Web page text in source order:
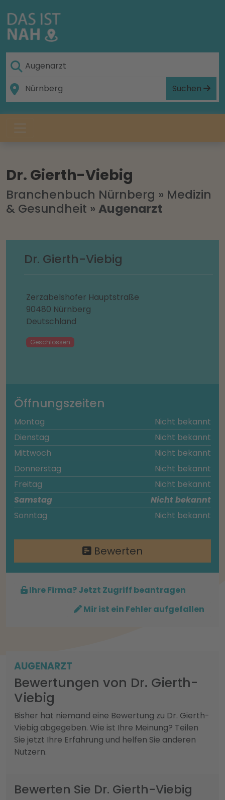
Suchen
Dr. Gierth-Viebig
Branchenbuch Nürnberg » Medizin
& Gesundheit » Augenarzt
Dr. Gierth-Viebig
Zerzabelshofer Hauptstraße
90480 Nürnberg
Deutschland
Geschlossen
Öffnungszeiten
Montag
Nicht bekannt
Dienstag
Nicht bekannt
Mittwoch
Nicht bekannt
Donnerstag
Nicht bekannt
Freitag
Nicht bekannt
Samstag
Nicht bekannt
Sonntag
Nicht bekannt
Bewerten
Ihre Firma? Jetzt Zugriff beantragen
Mir ist ein Fehler aufgefallen
AUGENARZT
Bewertungen von Dr. Gierth-
Viebig
Bisher hat niemand eine Bewertung zu Dr. Gierth-
Viebig abgegeben. Wie ist Ihre Meinung? Teilen
Sie jetzt Ihre Erfahrung und helfen Sie anderen
Nutzern.
Bewerten Sie Dr. Gierth-Viebig